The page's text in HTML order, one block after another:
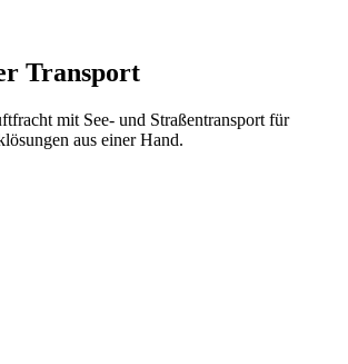
Transport
mit See- und Straßentransport für
aus einer Hand.